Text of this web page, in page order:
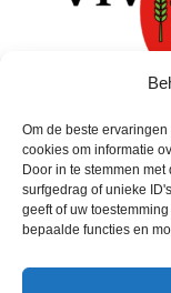
Om de beste
cookies om informatie
Door in te stemmen
surfgedrag of unieke
geeft of uw
bepaalde functies en
Facebook